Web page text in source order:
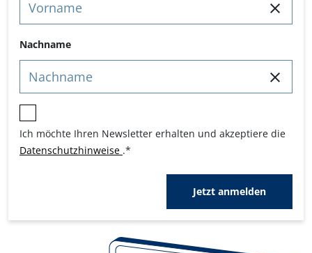
Nachname
Ich möchte Ihren Newsletter erhalten und akzeptiere die
Datenschutzhinweise .